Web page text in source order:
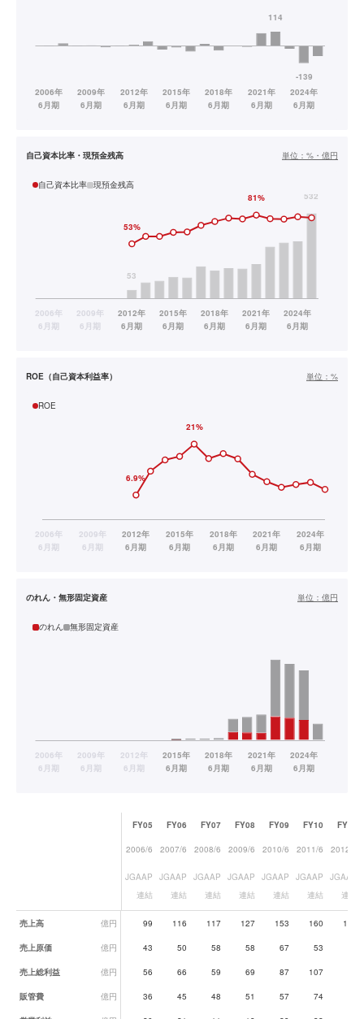
自己資本比率・現預金残高 単位： %・億円
自己資本比率 現預金残高
ROE（自己資本利益率） 単位： %
ROE
のれん・無形固定資産 単位： 億円
のれん 無形固定資産
業績データ一覧
FY05 FY06 FY07 FY08 FY09 FY10 FY11
2006/6 2007/6 2008/6 2009/6 2010/6 2011/6 2012/6
JGAAP
連結
JGAAP
連結
JGAAP
連結
JGAAP
連結
JGAAP
連結
JGAAP
連結
JGAAP
連結
売上高 億円 99 116 117 127 153 160 149
売上原価 億円 43 50 58 58 67 53
売上総利益 億円 56 66 59 69 87 107
販管費 億円 36 45 48 51 57 74